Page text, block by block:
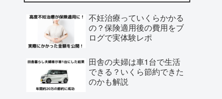
不妊治療っていくらかかる
の？保険適用後の費用をブ
ログで実体験レポ
田舎の夫婦は車1台で生活
できる？いくら節約できた
のかも解説